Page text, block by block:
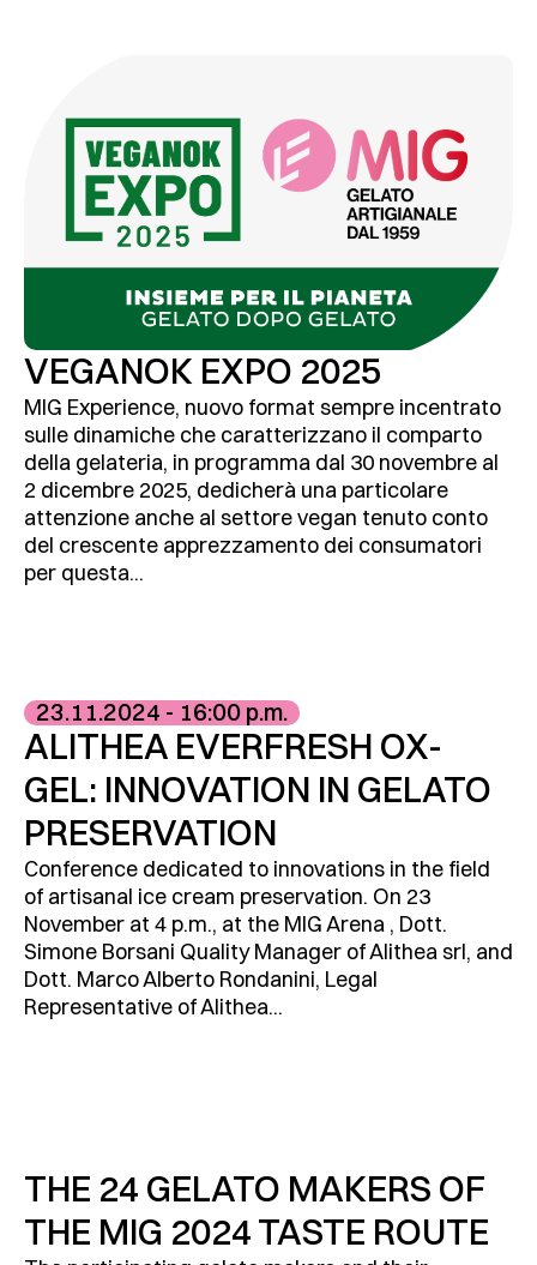
VEGANOK EXPO 2025
MIG Experience, nuovo format sempre incentrato
sulle dinamiche che caratterizzano il comparto
della gelateria, in programma dal 30 novembre al
2 dicembre 2025, dedicherà una particolare
attenzione anche al settore vegan tenuto conto
del crescente apprezzamento dei consumatori
per questa...
23.11.2024 - 16:00 p.m.
ALITHEA EVERFRESH OX-
GEL: INNOVATION IN GELATO
PRESERVATION
Conference dedicated to innovations in the field
of artisanal ice cream preservation. On 23
November at 4 p.m., at the MIG Arena , Dott.
Simone Borsani Quality Manager of Alithea srl, and
Dott. Marco Alberto Rondanini, Legal
Representative of Alithea...
THE 24 GELATO MAKERS OF
THE MIG 2024 TASTE ROUTE